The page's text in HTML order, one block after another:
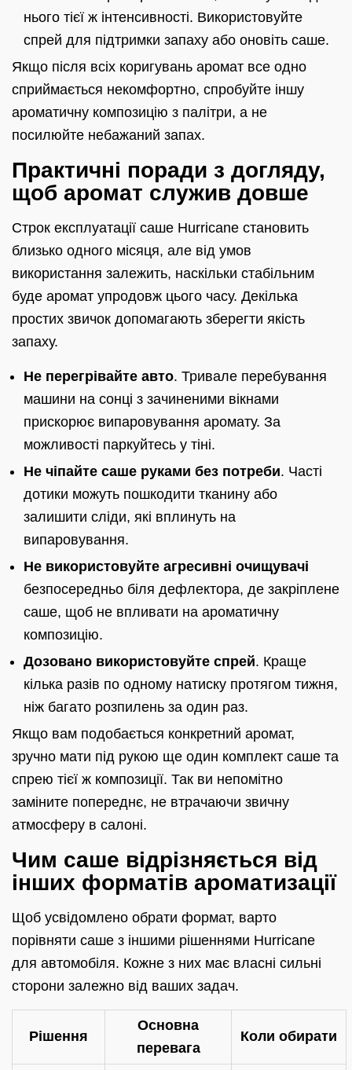
нього тієї ж інтенсивності. Використовуйте
спрей для підтримки запаху або оновіть саше.
Якщо після всіх коригувань аромат все одно
сприймається некомфортно, спробуйте іншу
ароматичну композицію з палітри, а не
посилюйте небажаний запах.
Практичні поради з догляду,
щоб аромат служив довше
Строк експлуатації саше Hurricane становить
близько одного місяця, але від умов
використання залежить, наскільки стабільним
буде аромат упродовж цього часу. Декілька
простих звичок допомагають зберегти якість
запаху.
Не перегрівайте авто. Тривале перебування
машини на сонці з зачиненими вікнами
прискорює випаровування аромату. За
можливості паркуйтесь у тіні.
Не чіпайте саше руками без потреби. Часті
дотики можуть пошкодити тканину або
залишити сліди, які вплинуть на
випаровування.
Не використовуйте агресивні очищувачі
безпосередньо біля дефлектора, де закріплене
саше, щоб не впливати на ароматичну
композицію.
Дозовано використовуйте спрей. Краще
кілька разів по одному натиску протягом тижня,
ніж багато розпилень за один раз.
Якщо вам подобається конкретний аромат,
зручно мати під рукою ще один комплект саше та
спрею тієї ж композиції. Так ви непомітно
заміните попереднє, не втрачаючи звичну
атмосферу в салоні.
Чим саше відрізняється від
інших форматів ароматизації
Щоб усвідомлено обрати формат, варто
порівняти саше з іншими рішеннями Hurricane
для автомобіля. Кожне з них має власні сильні
сторони залежно від ваших задач.
Рішення
Основна
перевага
Коли обирати